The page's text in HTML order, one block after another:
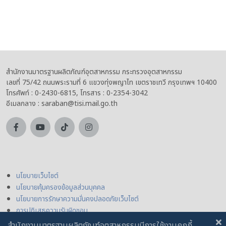
สำนักงานมาตรฐานผลิตภัณฑ์อุตสาหกรรม กระทรวงอุตสาหกรรม
เลขที่ 75/42 ถนนพระรามที่ 6 แขวงทุ่งพญาไท เขตราชเทวี กรุงเทพฯ 10400
โทรศัพท์ : 0-2430-6815, โทรสาร : 0-2354-3042
อีเมลกลาง : saraban@tisi.mail.go.th
นโยบายเว็บไซต์
นโยบายคุ้มครองข้อมูลส่วนบุคคล
นโยบายการรักษาความมั่นคงปลอดภัยเว็บไซต์
การปฏิเสธความรับผิดชอบ